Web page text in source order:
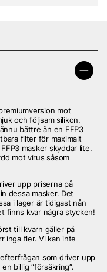
mot
och följsam silikon.
bättre än en FFP3
filter för maximalt
masker skyddar lite.
mot virus såsom
upp priserna på
dessa masker. Det
i lager är tidigast nån
finns kvar några stycken!
till kvarn gäller på
inga fler. Vi kan inte
som driver upp
billig “försäkring”.